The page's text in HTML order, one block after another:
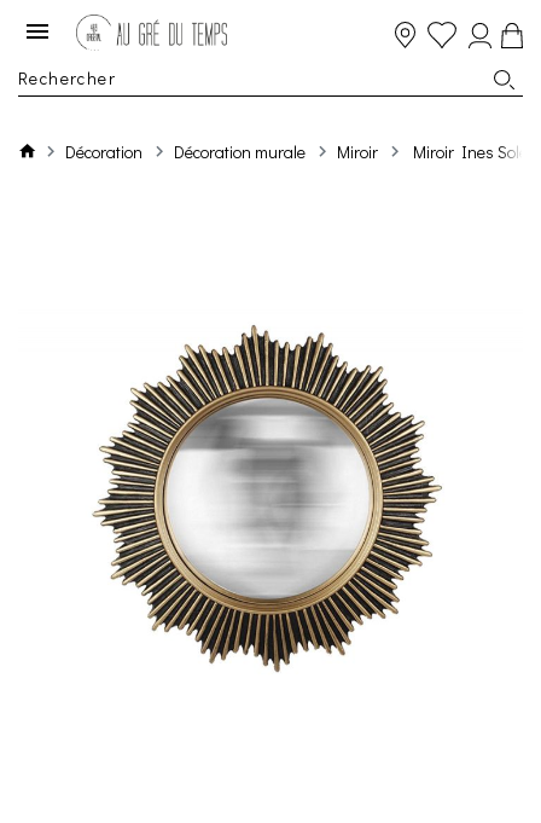
Décoration Décoration murale Miroir Miroir Ines Soleil